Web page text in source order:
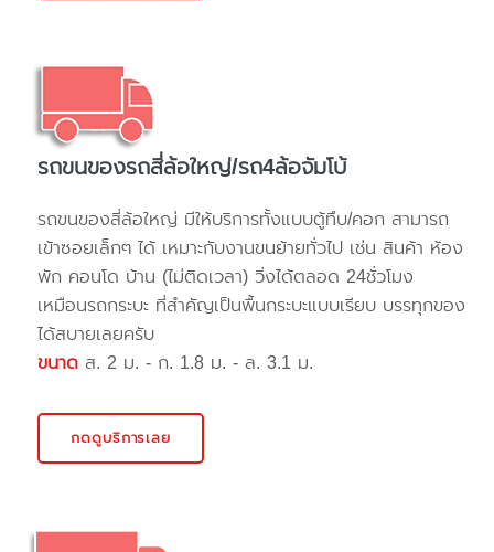
รถขนของรถสี่ล้อใหญ่/รถ4ล้อจัมโบ้
รถขนของสี่ล้อใหญ่ มีให้บริการทั้งแบบตู้ทึบ/คอก สามารถ
เข้าซอยเล็กๆ ได้ เหมาะกับงานขนย้ายทั่วไป เช่น สินค้า ห้อง
พัก คอนโด บ้าน (ไม่ติดเวลา) วิ่งได้ตลอด 24ชั่วโมง
เหมือนรถกระบะ ที่สำคัญเป็นพื้นกระบะแบบเรียบ บรรทุกของ
ได้สบายเลยครับ
ขนาด ส. 2 ม. - ก. 1.8 ม. - ล. 3.1 ม.
กดดูบริการเลย